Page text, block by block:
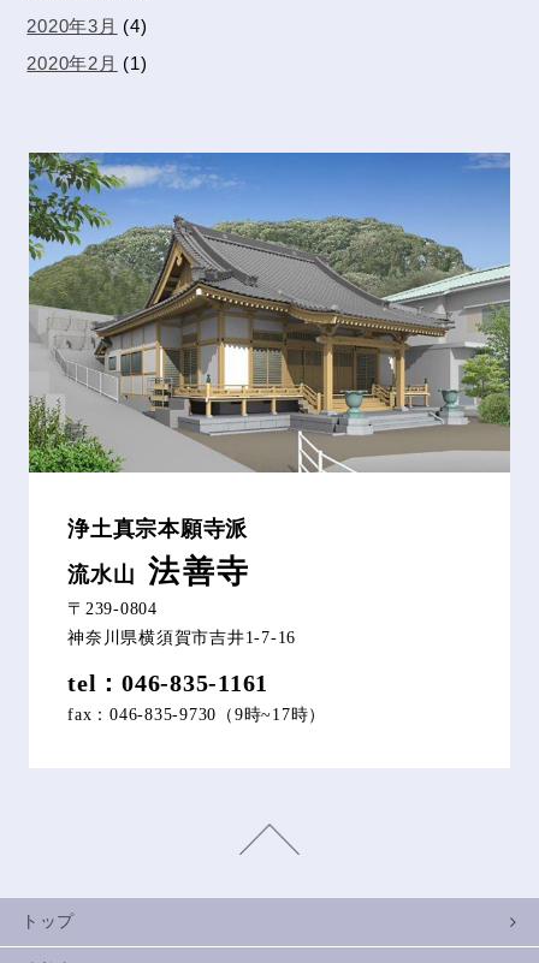
2020年3月 (4)
2020年2月 (1)
浄土真宗本願寺派
流水山 法善寺
〒239-0804
神奈川県横須賀市吉井1-7-16
tel：046-835-1161
fax：046-835-9730（9時~17時）
トップ